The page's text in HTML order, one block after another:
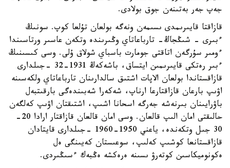
جەپ جەر بەتىنەن جوق بولادى.
قازاقتا قايىرىمدى ىسىمەن ونەگە بولعان تۇلعا كوپ. سونىڭ
ءبىرى - شىڭجاڭ- تارباعاتاي وڭىرىندە وتكەن عاسىر ورتاسىندا
ءومىر سۇرگەن اتاقتى جومارت باسباي شولاق ۇلى. وسى كىسىنىڭ
ءبىر رەتكى قايىرىمىن ايتساق، باشەكەڭ 1931-32 -جىلدارى
قازاقستاندا بولعان الاپات اشتىق سالدارىنان تارباعاتاي ولكەسىنە
اۋىپ بارعان قازاقتارعا ارناپ، شەكەرا شەبىندەگى بارقىتبەل
باۋرايىنان بىرنەشە جەرگە اسحانا اشىپ، اشتىقتان اۋىپ كەلگەن
حالىقتى امان الىپ قالعان. وسى امان قالعان قازاقتار ارادا 20-
30 جىل وتكەندە، ياعني 1950-1960 -جىلدارى قايتادان
قازاقستانعا كوشىپ كەلىپ، سوعىستان كەيىنگى ەل
ەكونوميكاسىن كوتەرۋ ىسىنە ەرەكشە ەڭبەك ءسىڭىردى.